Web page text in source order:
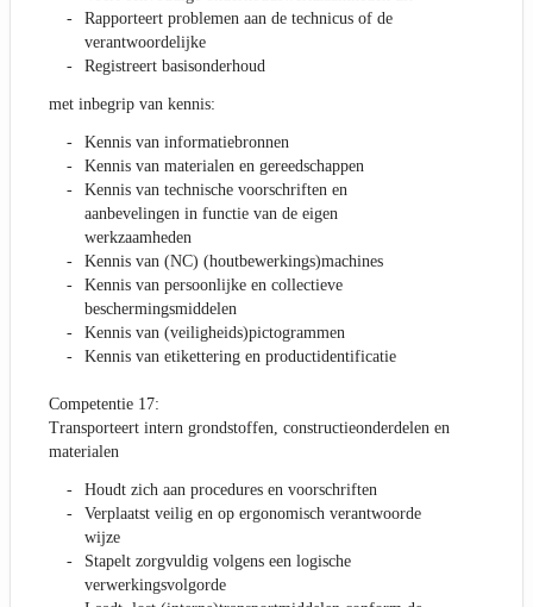
Rapporteert problemen aan de technicus of de
verantwoordelijke
Registreert basisonderhoud
met inbegrip van kennis:
Kennis van informatiebronnen
Kennis van materialen en gereedschappen
Kennis van technische voorschriften en
aanbevelingen in functie van de eigen
werkzaamheden
Kennis van (NC) (houtbewerkings)machines
Kennis van persoonlijke en collectieve
beschermingsmiddelen
Kennis van (veiligheids)pictogrammen
Kennis van etikettering en productidentificatie
Competentie 17:
Transporteert intern grondstoffen, constructieonderdelen en
materialen
Houdt zich aan procedures en voorschriften
Verplaatst veilig en op ergonomisch verantwoorde
wijze
Stapelt zorgvuldig volgens een logische
verwerkingsvolgorde